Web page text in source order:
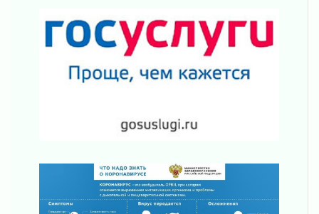
Пропавшего подростка нашли в Кировском
районе Ленобласти
Жителям Ленобласти напомнили, как
В Ивангороде назвали новых почетных
Готовность №1
Километровые столбы «Дороги жизни»